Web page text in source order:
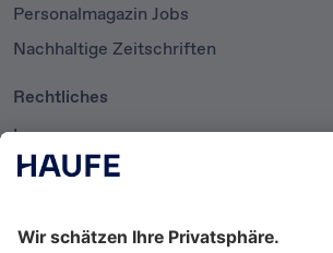
Personalmagazin Jobs
Nachhaltige Zeitschriften
Rechtliches
Impressum
Datenschutzerklärung
AGB